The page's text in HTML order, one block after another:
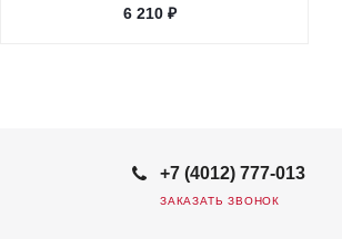
6 210₽
+7 (4012) 777-013
ЗАКАЗАТЬ ЗВОНОК